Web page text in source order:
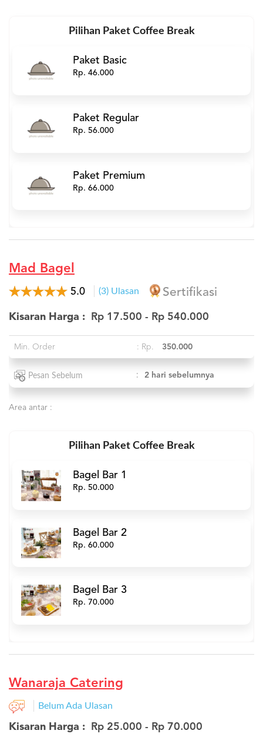
Pilihan Paket Coffee Break
Paket Basic
Rp. 46.000
Paket Regular
Rp. 56.000
Paket Premium
Rp. 66.000
Mad Bagel
5.0 (3) Ulasan Sertifikasi
Kisaran Harga : Rp 17.500 - Rp 540.000
Min. Order : Rp. 350.000
Pesan Sebelum : 2 hari sebelumnya
Area antar :
Pilihan Paket Coffee Break
Bagel Bar 1
Rp. 50.000
Bagel Bar 2
Rp. 60.000
Bagel Bar 3
Rp. 70.000
Wanaraja Catering
Belum Ada Ulasan
Kisaran Harga : Rp 25.000 - Rp 70.000